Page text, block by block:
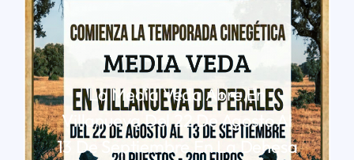
La Media Veda Abre En
Villanueva Del 22 De Agosto Al
13 De Septiembre En La Dehesa